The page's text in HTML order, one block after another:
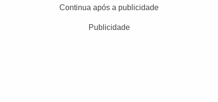
Continua após a publicidade
Publicidade